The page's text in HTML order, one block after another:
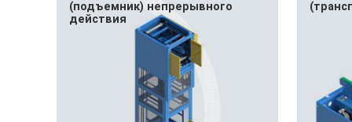
(подъемник) непрерывного
действия